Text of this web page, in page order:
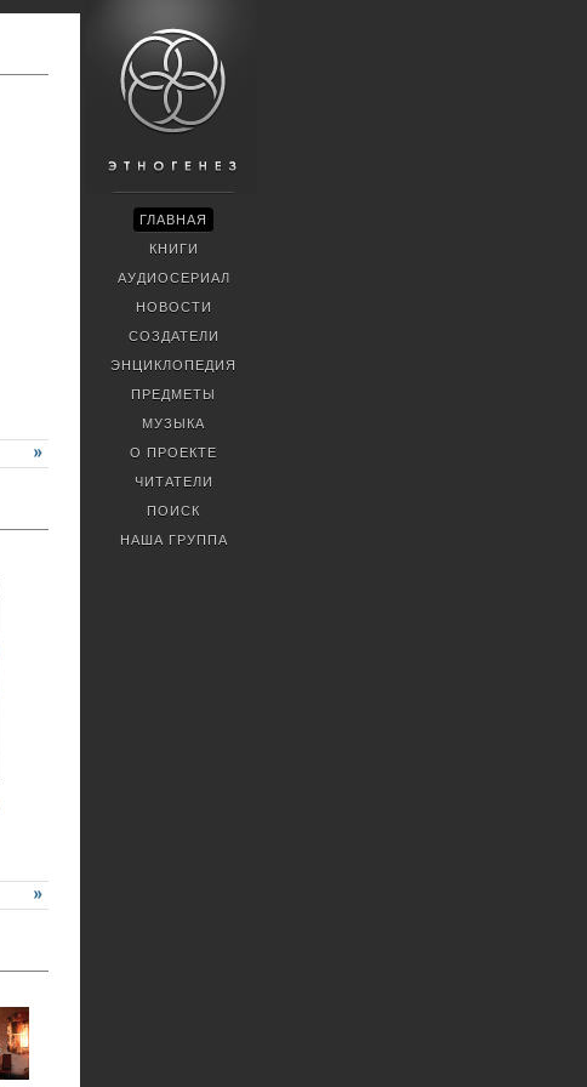
ГЛАВНАЯ
КНИГИ
АУДИОСЕРИАЛ
НОВОСТИ
СОЗДАТЕЛИ
ЭНЦИКЛОПЕДИЯ
ПРЕДМЕТЫ
МУЗЫКА
О ПРОЕКТЕ
ЧИТАТЕЛИ
ПОИСК
НАША ГРУППА